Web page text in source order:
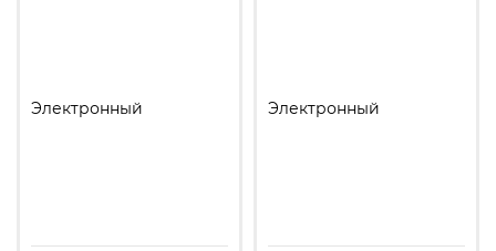
Электронный Электронный